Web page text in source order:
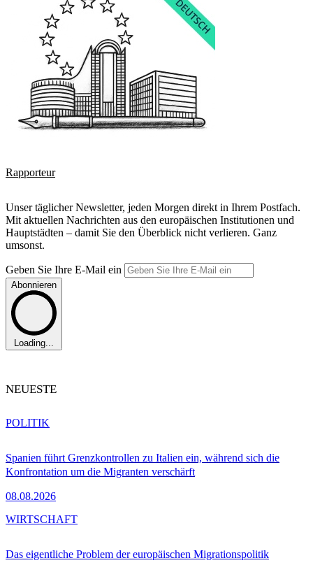
Rapporteur
Unser täglicher Newsletter, jeden Morgen direkt in Ihrem Postfach.
Mit aktuellen Nachrichten aus den europäischen Institutionen und
Hauptstädten – damit Sie den Überblick nicht verlieren. Ganz
umsonst.
Geben Sie Ihre E-Mail ein
Abonnieren
Loading...
NEUESTE
Spanien führt Grenzkontrollen zu Italien ein, während sich die
Konfrontation um die Migranten verschärft
08.08.2026
POLITIK
Das eigentliche Problem der europäischen Migrationspolitik
WIRTSCHAFT